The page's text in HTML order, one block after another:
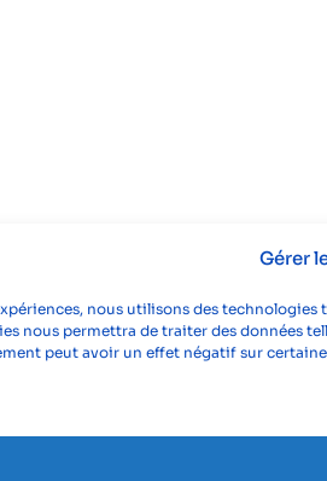
Gérer
nous utilisons des
nous permettra de traiter des données
peut avoir un effet négatif sur